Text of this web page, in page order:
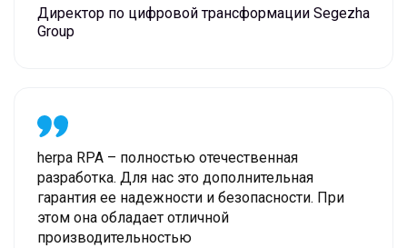
Директор по цифровой трансформации Segezha
Group
herpa RPA – полностью отечественная
разработка. Для нас это дополнительная
гарантия ее надежности и безопасности. При
этом она обладает отличной
производительностью